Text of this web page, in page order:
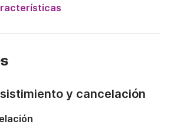
y cancelación